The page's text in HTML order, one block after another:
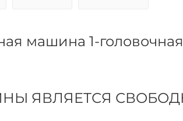
машина 1-головочная
ЯВЛЯЕТСЯ